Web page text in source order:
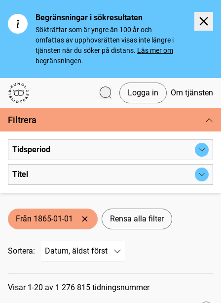
Begränsningar i sökresultaten
Sökträffar som är yngre än 100 år och
omfattas av upphovsrätten visas inte längre i
tjänsten när du söker på distans. Läs mer om
begränsningen.
Svenska tidningar
Logga in Om tjänsten
Filtrera
Tidsperiod
Titel
Från 1865-01-01 Rensa alla filter
Sortera:
Sökresultat
Visar 1-20 av 1 276 815 tidningsnummer